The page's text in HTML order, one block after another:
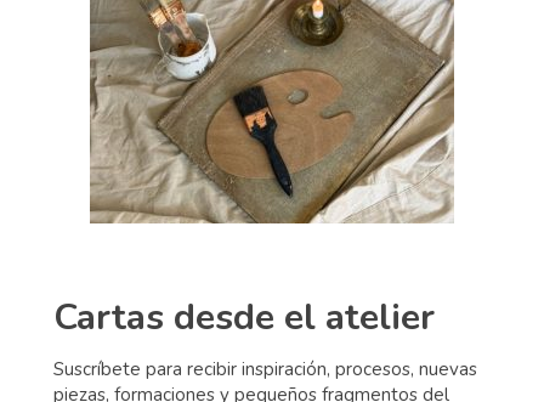
Cartas desde el atelier
Suscríbete para recibir inspiración, procesos, nuevas
piezas, formaciones y pequeños fragmentos del